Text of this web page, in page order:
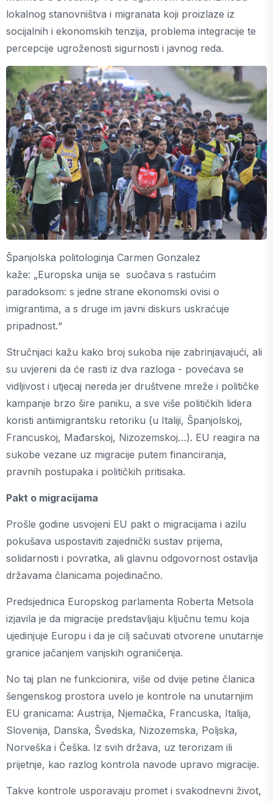
lokalnog stanovništva i migranata koji proizlaze iz
socijalnih i ekonomskih tenzija, problema integracije te
percepcije ugroženosti sigurnosti i javnog reda.
Španjolska politologinja Carmen Gonzalez
kaže: „Europska unija se suočava s rastućim
paradoksom: s jedne strane ekonomski ovisi o
imigrantima, a s druge im javni diskurs uskraćuje
pripadnost.“
Stručnjaci kažu kako broj sukoba nije zabrinjavajući, ali
su uvjereni da će rasti iz dva razloga - povećava se
vidljivost i utjecaj nereda jer društvene mreže i političke
kampanje brzo šire paniku, a sve više političkih lidera
koristi antiimigrantsku retoriku (u Italiji, Španjolskoj,
Francuskoj, Mađarskoj, Nizozemskoj…). EU reagira na
sukobe vezane uz migracije putem financiranja,
pravnih postupaka i političkih pritisaka.
Pakt o migracijama
Prošle godine usvojeni EU pakt o migracijama i azilu
pokušava uspostaviti zajednički sustav prijema,
solidarnosti i povratka, ali glavnu odgovornost ostavlja
državama članicama pojedinačno.
Predsjednica Europskog parlamenta Roberta Metsola
izjavila je da migracije predstavljaju ključnu temu koja
ujedinjuje Europu i da je cilj sačuvati otvorene unutarnje
granice jačanjem vanjskih ograničenja.
No taj plan ne funkcionira, više od dvije petine članica
šengenskog prostora uvelo je kontrole na unutarnjim
EU granicama: Austrija, Njemačka, Francuska, Italija,
Slovenija, Danska, Švedska, Nizozemska, Poljska,
Norveška i Češka. Iz svih država, uz terorizam ili
prijetnje, kao razlog kontrola navode upravo migracije.
Takve kontrole usporavaju promet i svakodnevni život,